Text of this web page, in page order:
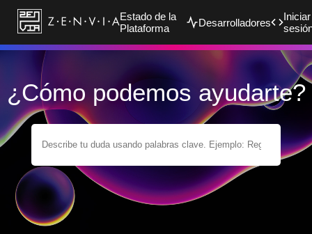
Estado de la
Plataforma
Desarrolladores
Iniciar
¿Cómo podemos ayudarte?